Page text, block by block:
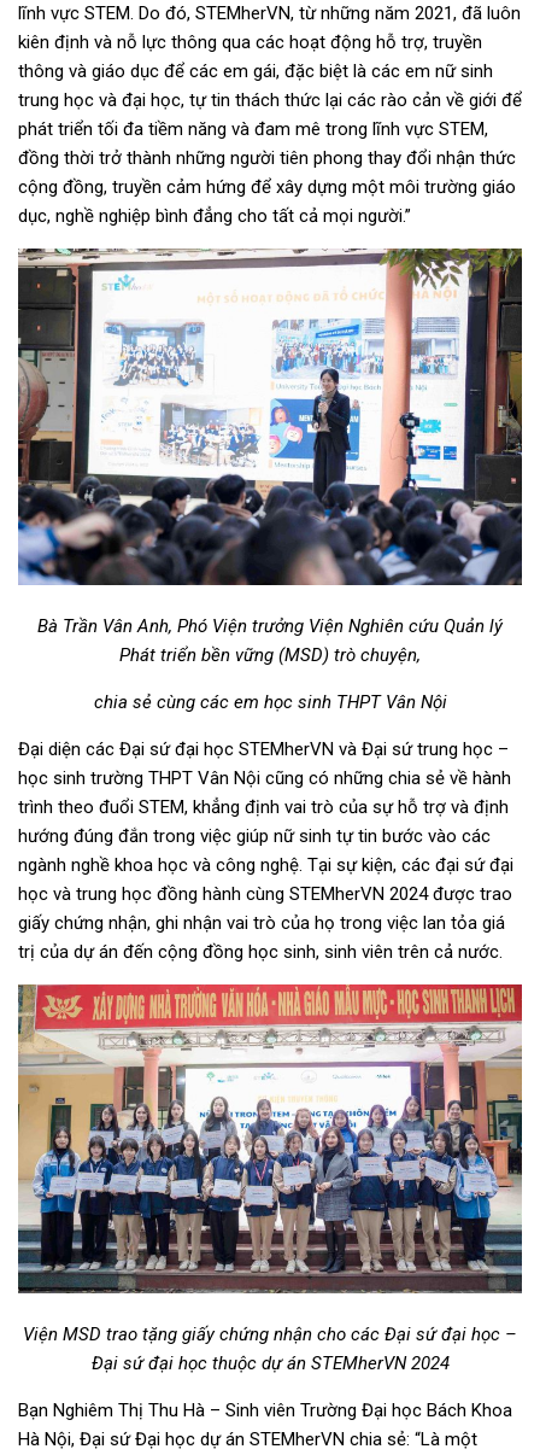
lĩnh vực STEM. Do đó, STEMherVN, từ những năm 2021, đã luôn
kiên định và nỗ lực thông qua các hoạt động hỗ trợ, truyền
thông và giáo dục để các em gái, đặc biệt là các em nữ sinh
trung học và đại học, tự tin thách thức lại các rào cản về giới để
phát triển tối đa tiềm năng và đam mê trong lĩnh vực STEM,
đồng thời trở thành những người tiên phong thay đổi nhận thức
cộng đồng, truyền cảm hứng để xây dựng một môi trường giáo
dục, nghề nghiệp bình đẳng cho tất cả mọi người.”
Bà Trần Vân Anh, Phó Viện trưởng Viện Nghiên cứu Quản lý
Phát triển bền vững (MSD) trò chuyện,
chia sẻ cùng các em học sinh THPT Vân Nội
Đại diện các Đại sứ đại học STEMherVN và Đại sứ trung học –
học sinh trường THPT Vân Nội cũng có những chia sẻ về hành
trình theo đuổi STEM, khẳng định vai trò của sự hỗ trợ và định
hướng đúng đắn trong việc giúp nữ sinh tự tin bước vào các
ngành nghề khoa học và công nghệ. Tại sự kiện, các đại sứ đại
học và trung học đồng hành cùng STEMherVN 2024 được trao
giấy chứng nhận, ghi nhận vai trò của họ trong việc lan tỏa giá
trị của dự án đến cộng đồng học sinh, sinh viên trên cả nước.
Viện MSD trao tặng giấy chứng nhận cho các Đại sứ đại học –
Đại sứ đại học thuộc dự án STEMherVN 2024
Bạn Nghiêm Thị Thu Hà – Sinh viên Trường Đại học Bách Khoa
Hà Nội, Đại sứ Đại học dự án STEMherVN chia sẻ: “Là một